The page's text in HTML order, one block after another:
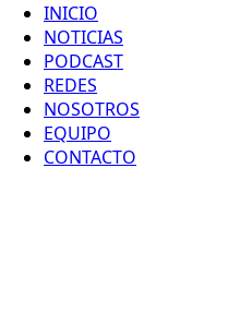
INICIO
NOTICIAS
PODCAST
REDES
NOSOTROS
EQUIPO
CONTACTO